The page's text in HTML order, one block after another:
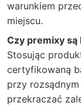
warunkiem
miejscu.
Czy premixy
Stosując
certyfikowaną
przy
przekraczać